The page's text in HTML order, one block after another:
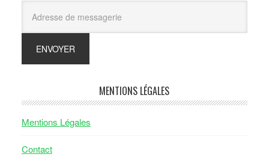
MENTIONS LÉGALES
Mentions Légales
Contact